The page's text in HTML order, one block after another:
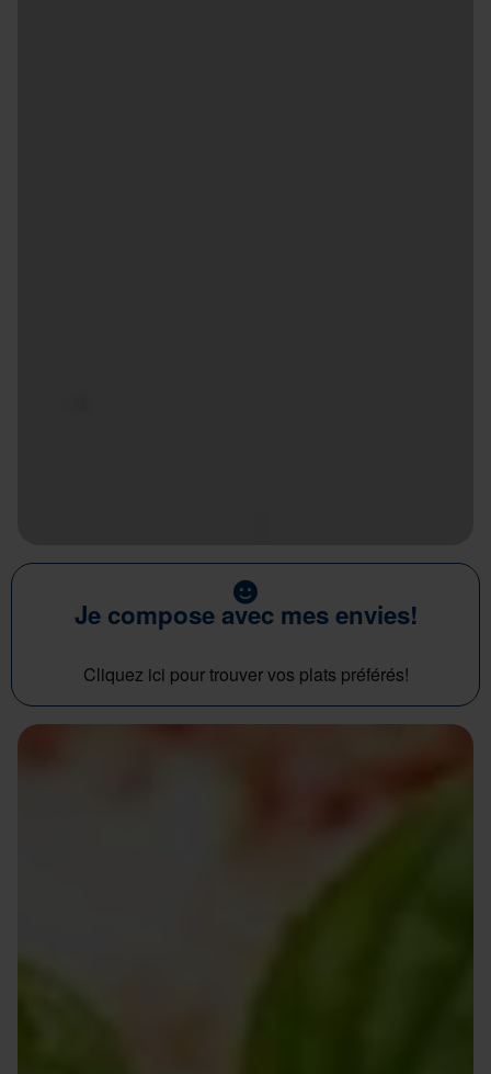
Je compose avec mes envies!
Cliquez ici pour trouver vos plats préférés!